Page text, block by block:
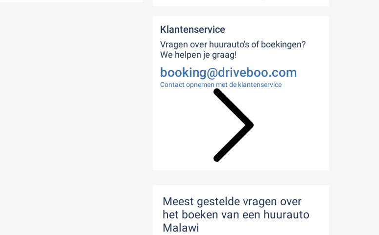
Klantenservice
Vragen over huurauto's of boekingen?
We helpen je graag!
booking@driveboo.com
Contact opnemen met de klantenservice
Meest gestelde vragen over
het boeken van een huurauto
Malawi